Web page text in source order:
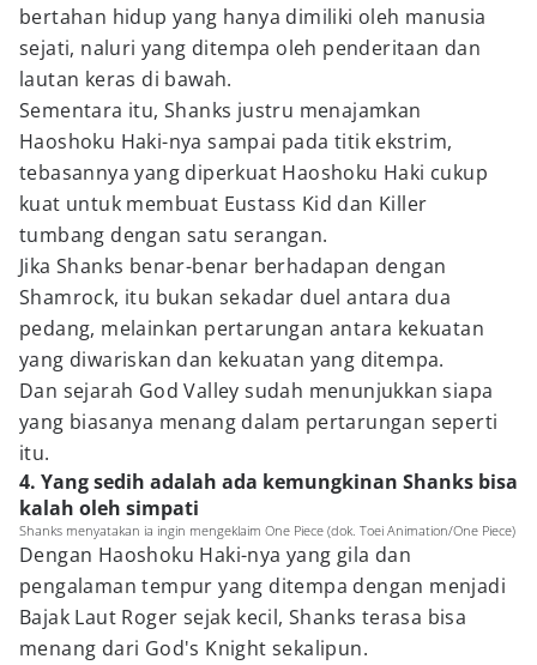
bertahan hidup yang hanya dimiliki oleh manusia
sejati, naluri yang ditempa oleh penderitaan dan
lautan keras di bawah.
Sementara itu, Shanks justru menajamkan
Haoshoku Haki-nya sampai pada titik ekstrim,
tebasannya yang diperkuat Haoshoku Haki cukup
kuat untuk membuat Eustass Kid dan Killer
tumbang dengan satu serangan.
Jika Shanks benar-benar berhadapan dengan
Shamrock, itu bukan sekadar duel antara dua
pedang, melainkan pertarungan antara kekuatan
yang diwariskan dan kekuatan yang ditempa.
Dan sejarah God Valley sudah menunjukkan siapa
yang biasanya menang dalam pertarungan seperti
itu.
4. Yang sedih adalah ada kemungkinan Shanks bisa
kalah oleh simpati
Shanks menyatakan ia ingin mengeklaim One Piece (dok. Toei Animation/One Piece)
Dengan Haoshoku Haki-nya yang gila dan
pengalaman tempur yang ditempa dengan menjadi
Bajak Laut Roger sejak kecil, Shanks terasa bisa
menang dari God's Knight sekalipun.